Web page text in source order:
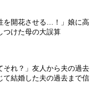
を開花させる…！」娘に高
つけた母の大誤算
それ？」友人から夫の過去
結婚した夫の過去まで信